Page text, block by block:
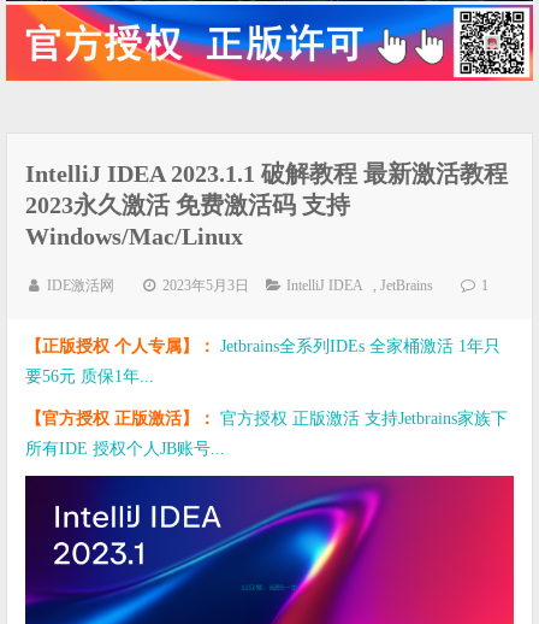
IntelliJ IDEA 2023.1.1 破解教程 最新激活教程
2023永久激活 免费激活码 支持
Windows/Mac/Linux
IDE激活网 2023年5月3日 IntelliJ IDEA ,JetBrains 1
【正版授权 个人专属】： Jetbrains全系列IDEs 全家桶激活 1年只
要56元 质保1年...
【官方授权 正版激活】： 官方授权 正版激活 支持Jetbrains家族下
所有IDE 授权个人JB账号...